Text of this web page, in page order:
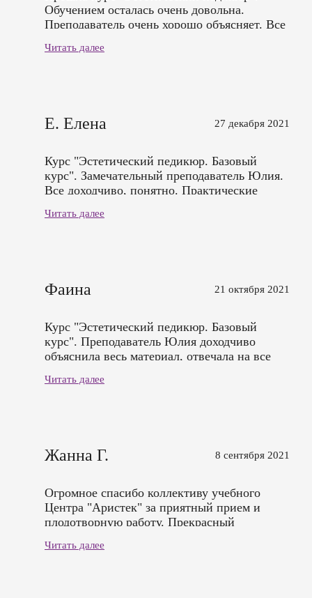
Обучением осталась очень довольна.
Преподаватель очень хорошо объясняет. Все
Читать далее
Е. Елена 27 декабря 2021
Курс "Эстетический педикюр. Базовый
курс". Замечательный преподаватель Юлия.
Все доходчиво, понятно. Практические
за знания и интерес к этому делу.
Читать далее
Фаина 21 октября 2021
Курс "Эстетический педикюр. Базовый
курс". Преподаватель Юлия доходчиво
объяснила весь материал, отвечала на все
Приятно было поучиться у Вас.
Читать далее
Жанна Г. 8 сентября 2021
Огромное спасибо коллективу учебного
Центра "Аристек" за приятный прием и
плодотворную работу. Прекрасный
Филатовой Дианы. Все доходчиво и
Читать далее